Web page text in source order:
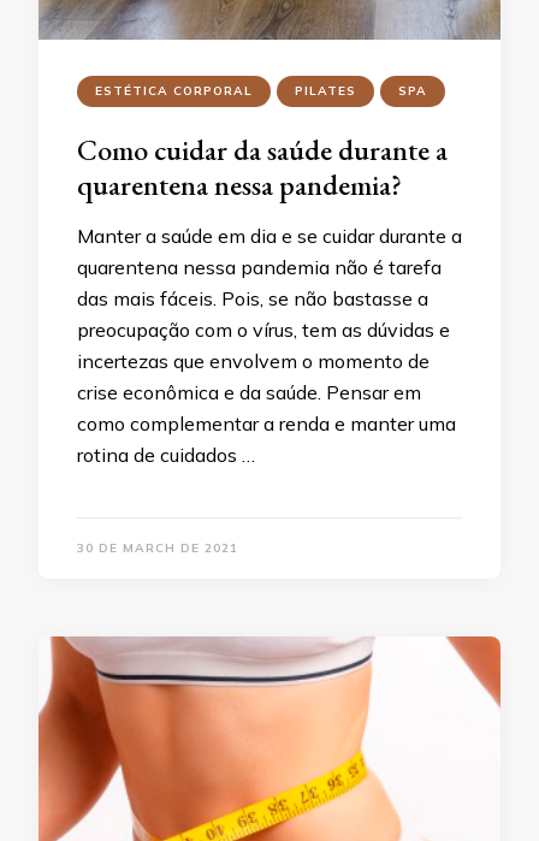
ESTÉTICA CORPORAL PILATES SPA
Como cuidar da saúde durante a
quarentena nessa pandemia?
Manter a saúde em dia e se cuidar durante a
quarentena nessa pandemia não é tarefa
das mais fáceis. Pois, se não bastasse a
preocupação com o vírus, tem as dúvidas e
incertezas que envolvem o momento de
crise econômica e da saúde. Pensar em
como complementar a renda e manter uma
rotina de cuidados …
30 DE MARCH DE 2021